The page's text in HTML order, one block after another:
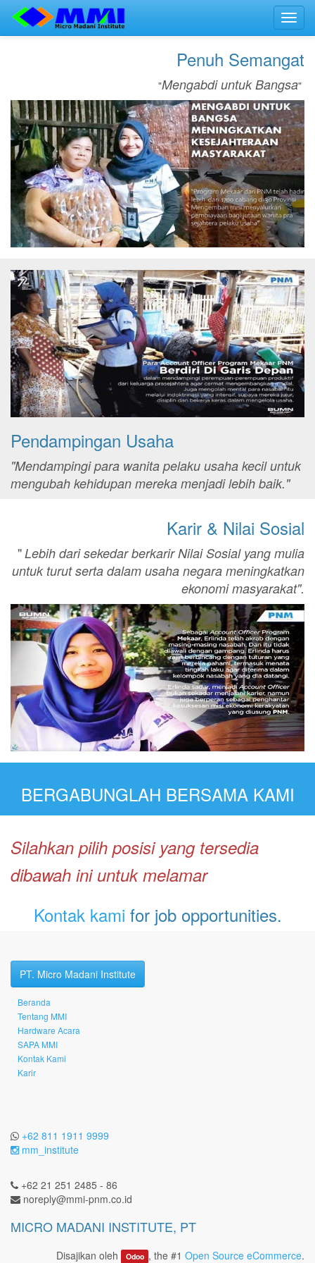
Penuh Semangat
"Mengabdi untuk Bangsa"
Pendampingan Usaha
"Mendampingi para wanita pelaku usaha kecil untuk
mengubah kehidupan mereka menjadi lebih baik."
Karir & Nilai Sosial
"Lebih dari sekedar berkarir Nilai Sosial yang mulia
untuk turut serta dalam usaha negara meningkatkan
ekonomi masyarakat".
BERGABUNGLAH BERSAMA KAMI
Silahkan pilih posisi yang tersedia
dibawah ini untuk melamar
Kontak kami for job opportunities.
PT. Micro Madani Institute
Beranda
Tentang MMI
Hardware Acara
SAPA MMI
Kontak Kami
Karir
+62 811 1911 9999
mm_institute
+62 21 251 2485 - 86
noreply@mmi-pnm.co.id
MICRO MADANI INSTITUTE, PT
Disajikan oleh Odoo , the #1 Open Source eCommerce.